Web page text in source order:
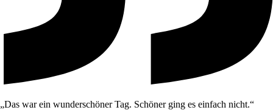
„Das war ein wunderschöner Tag. Schöner ging es einfach nicht.“